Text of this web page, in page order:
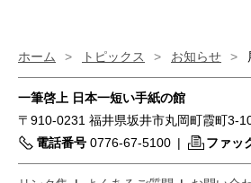
ホーム > トピックス > お知らせ >
一筆啓上 日本一短い手紙の館
〒910-0231 福井県坂井市丸岡町霞町3-
電話番号 0776-67-5100 | ファッ